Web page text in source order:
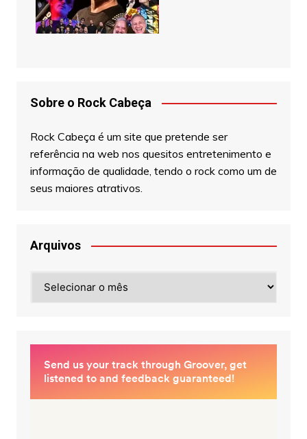
Sobre o Rock Cabeça
Rock Cabeça é um site que pretende ser
referência na web nos quesitos entretenimento e
informação de qualidade, tendo o rock como um de
seus maiores atrativos.
Arquivos